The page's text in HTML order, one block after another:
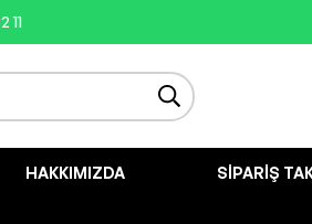
11
HAKKIMIZDA SIPARIŞ